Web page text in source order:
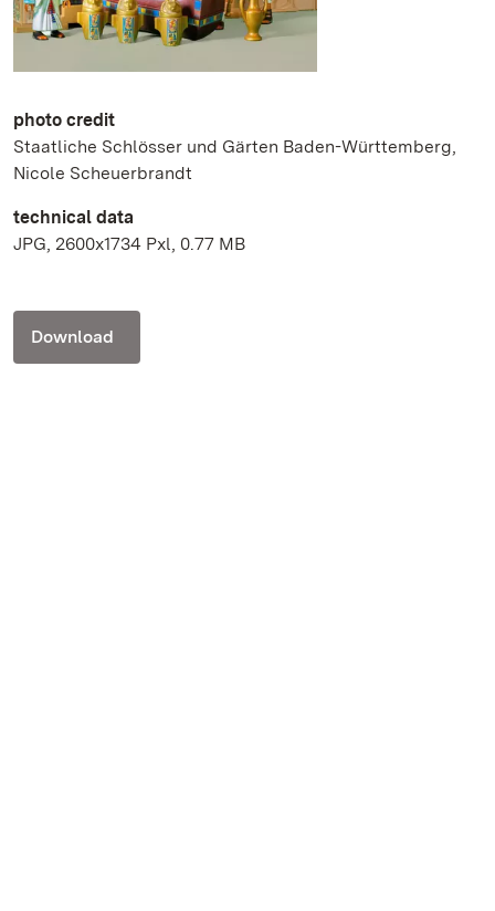
photo credit
Staatliche Schlösser und Gärten Baden-Württemberg,
Nicole Scheuerbrandt
technical data
JPG, 2600x1734 Pxl, 0.77 MB
Download